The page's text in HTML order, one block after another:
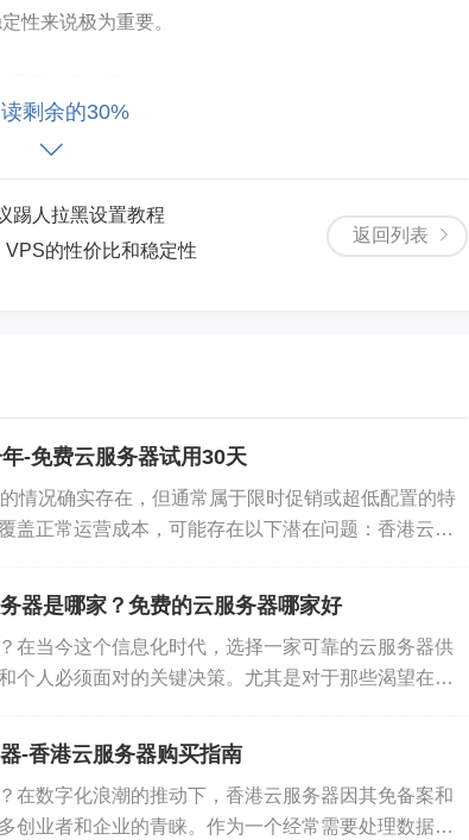
性来说极为重要。
有云服务供应商都能提供这些全面的服务，因此在选
的一个小发现是，目前香港的小型云服务器供应商在价
会参与价格战，提供促销优惠，加上他们在香港拥有
合评估这些关键因素，才能做出明智的选择，确保您
云服务器 香港云服务器价格
点仅提供信息存储空间服务，不拥有所有权，不承担
慎使用。
剩余的30%
返回列表
踢人拉黑设置教程
的性价比和稳定性
-免费云服务器试用30天
情况确实存在，但通常属于限时促销或超低配置的特
盖正常运营成本，可能存在以下潜在问题：香港云服
器是哪家？免费的云服务器哪家好
在当今这个信息化时代，选择一家可靠的云服务器供
个人必须面对的关键决策。尤其是对于那些渴望在香
-香港云服务器购买指南
在数字化浪潮的推动下，香港云服务器因其免备案和
创业者和企业的青睐。作为一个经常需要处理数据和